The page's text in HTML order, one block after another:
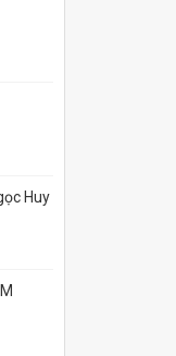
Huy